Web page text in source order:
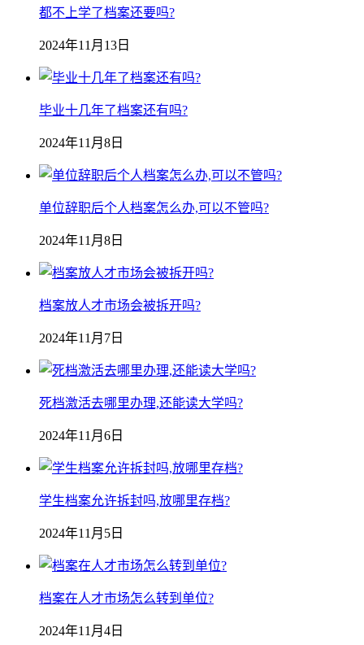
都不上学了档案还要吗?
2024年11月13日
毕业十几年了档案还有吗?
2024年11月8日
单位辞职后个人档案怎么办,可以不管吗?
2024年11月8日
档案放人才市场会被拆开吗?
2024年11月7日
死档激活去哪里办理,还能读大学吗?
2024年11月6日
学生档案允许拆封吗,放哪里存档?
2024年11月5日
档案在人才市场怎么转到单位?
2024年11月4日